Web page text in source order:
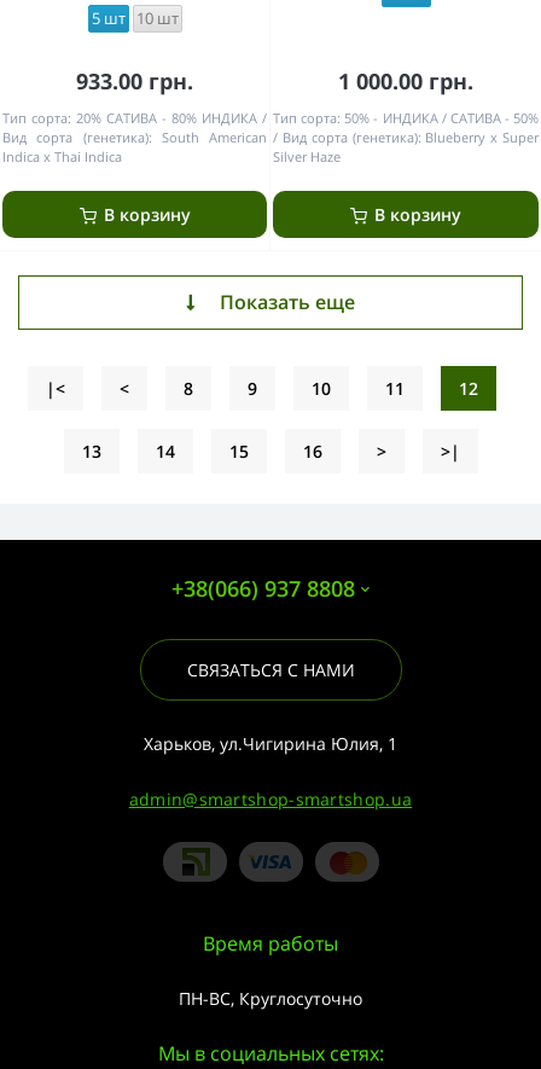
5 шт 10 шт
933.00 грн.
Тип сорта: 20% САТИВА - 80% ИНДИКА
Вид сорта (генетика): South American
Indica x Thai Indica
В корзину
1 000.00 грн.
Тип сорта: 50% - ИНДИКА / САТИВА - 50%
Вид сорта (генетика): Blueberry x Super
Silver Haze
В корзину
Показать еще
|< < 8 9 10 11 12
13 14 15 16 > >|
+38(066) 937 8808
СВЯЗАТЬСЯ С НАМИ
Харьков, ул.Чигирина Юлия, 1
admin@smartshop-smartshop.ua
Время работы
ПН-ВС, Круглосуточно
Мы в социальных сетях: